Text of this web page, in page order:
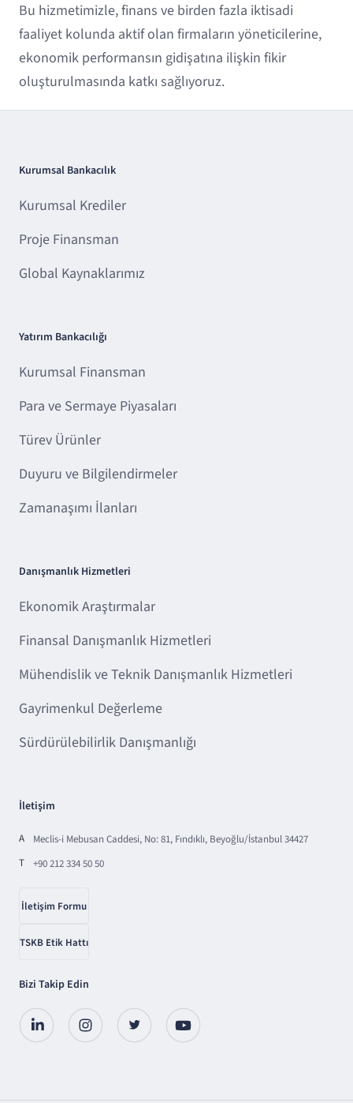
Bu hizmetimizle, finans ve birden fazla iktisadi
faaliyet kolunda aktif olan firmaların yöneticilerine,
ekonomik performansın gidişatına ilişkin fikir
oluşturulmasında katkı sağlıyoruz.
Kurumsal Bankacılık
Kurumsal Krediler
Proje Finansman
Global Kaynaklarımız
Yatırım Bankacılığı
Kurumsal Finansman
Para ve Sermaye Piyasaları
Türev Ürünler
Duyuru ve Bilgilendirmeler
Zamanaşımı İlanları
Danışmanlık Hizmetleri
Ekonomik Araştırmalar
Finansal Danışmanlık Hizmetleri
Mühendislik ve Teknik Danışmanlık Hizmetleri
Gayrimenkul Değerleme
Sürdürülebilirlik Danışmanlığı
İletişim
A
Meclis-i Mebusan Caddesi, No: 81, Fındıklı, Beyoğlu/İstanbul 34427
T
+90 212 334 50 50
İletişim Formu
TSKB Etik Hattı
Bizi Takip Edin